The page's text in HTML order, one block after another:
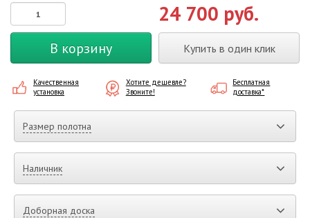
24 700 руб.
В корзину Купить в один клик
Качественная
установка
Хотите дешевле?
Звоните!
Бесплатная
доставка*
Размер полотна
Наличник
Доборная доска